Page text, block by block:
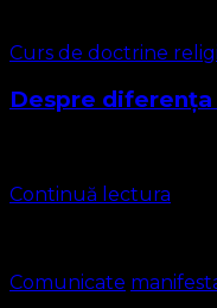
Curs de doctrine
Despre
Continuă lectura
Comunicate